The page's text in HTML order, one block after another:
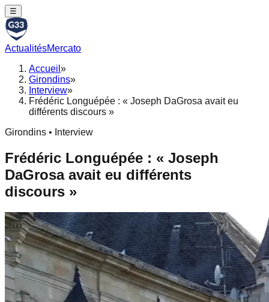
☰
ActualitésMercato
Accueil »
Girondins»
Interview»
Frédéric Longuépée : « Joseph DaGrosa avait eu
différents discours »
Girondins • Interview
Frédéric Longuépée : « Joseph
DaGrosa avait eu différents
discours »